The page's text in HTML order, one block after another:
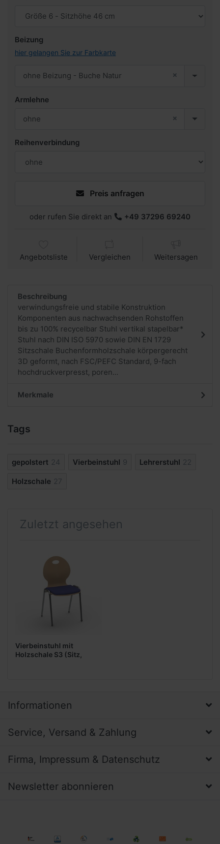
Beizung
hier gelangen Sie zur Farbkarte
×
ohne Beizung - Buche Natur
Armlehne
×
ohne
Reihenverbindung
Preis anfragen
oder rufen Sie direkt an +49 37296 69240
Angebotsliste Vergleichen Weitersagen
Beschreibung
verwindungsfreie und stabile Konstruktion
Komponenten aus nachwachsenden Rohstoffen
bis zu 100% recycelbar Stuhl vertikal stapelbar*
Stuhl nach DIN ISO 5970 sowie DIN EN 1729
Sitzschale Buchenformholzschale körpergerecht
3D geformt, nach FSC/PEFC Standard, 9-fach
hochdruckverpresst, poren...
Merkmale
Tags
gepolstert 24 Vierbeinstuhl 9 Lehrerstuhl 22
Holzschale 27
Zuletzt angesehen
Vierbeinstuhl mit
Holzschale S3 (Sitz,
Informationen
Service, Versand & Zahlung
Firma, Impressum & Datenschutz
Newsletter abonnieren